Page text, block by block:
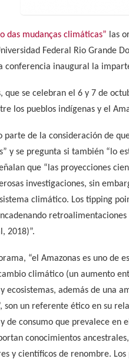
das mudanças climáticas” las
Federal Rio Grande
conferencia inaugural la
que se celebran el 6 y 7 de
los pueblos indígenas y el
parte de la consideración de
y se pregunta si también “lo
que “las proyecciones
investigaciones, sin
climático. Los tipping
2018)”.
“el Amazonas es uno de
climático (un aumento
ecosistemas, además de una
son un referente ético en su
de consumo que prevalece en
conocimientos
y científicos de renombre.